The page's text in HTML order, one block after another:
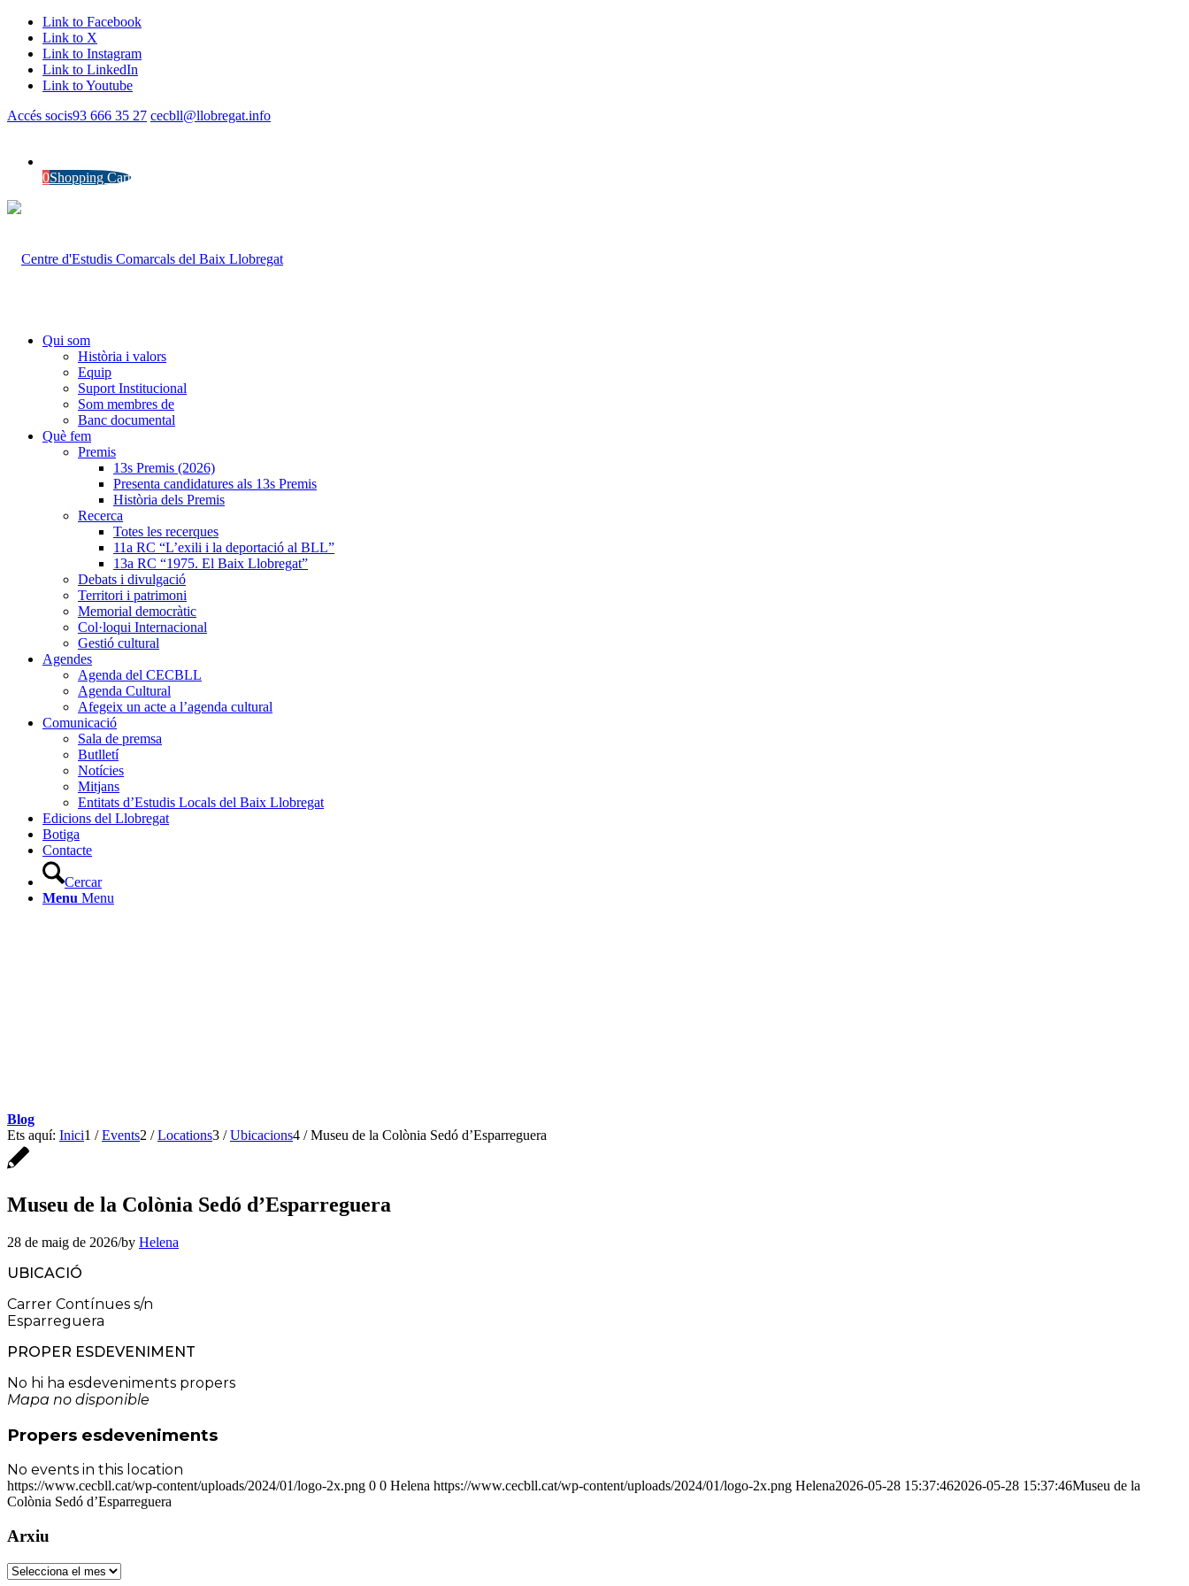
Link to Facebook
Link to X
Link to Instagram
Link to LinkedIn
Link to Youtube
Accés socis93 666 35 27 cecbll@llobregat.info
0Shopping Cart
Qui som
Història i valors
Equip
Suport Institucional
Som membres de
Banc documental
Què fem
Premis
13s Premis (2026)
Presenta candidatures als 13s Premis
Història dels Premis
Recerca
Totes les recerques
11a RC “L’exili i la deportació al BLL”
13a RC “1975. El Baix Llobregat”
Debats i divulgació
Territori i patrimoni
Memorial democràtic
Col·loqui Internacional
Gestió cultural
Agendes
Agenda del CECBLL
Agenda Cultural
Afegeix un acte a l’agenda cultural
Comunicació
Sala de premsa
Butlletí
Notícies
Mitjans
Entitats d’Estudis Locals del Baix Llobregat
Edicions del Llobregat
Botiga
Contacte
Cercar
Menu Menu
Blog
Ets aquí: Inici1 / Events2 / Locations3 / Ubicacions4 / Museu de la Colònia Sedó d’Esparreguera
Museu de la Colònia Sedó d’Esparreguera
28 de maig de 2026/by Helena
UBICACIÓ
Carrer Contínues s/n
Esparreguera
PROPER ESDEVENIMENT
No hi ha esdeveniments propers
Mapa no disponible
Propers esdeveniments
No events in this location
https://www.cecbll.cat/wp-content/uploads/2024/01/logo-2x.png 0 0 Helena https://www.cecbll.cat/wp-content/uploads/2024/01/logo-2x.png Helena2026-05-28 15:37:462026-05-28 15:37:46Museu de la
Colònia Sedó d’Esparreguera
Arxiu
Arxiu